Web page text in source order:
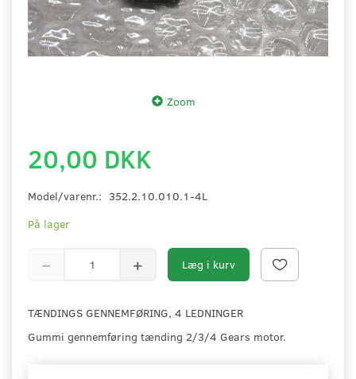
Zoom
20,00 DKK
Model/varenr.: 352.2.10.010.1-4L
På lager
Læg i kurv
TÆNDINGS GENNEMFØRING, 4 LEDNINGER
Gummi gennemføring tænding 2/3/4 Gears motor.